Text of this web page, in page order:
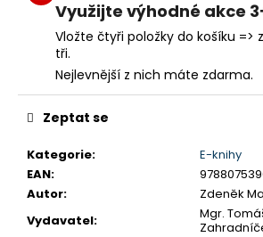
Využijte výhodné akce
Vložte čtyři položky do košíku =>
tři.
Nejlevnější z nich máte zdarma.
Kategorie:
E-knihy
EAN:
Autor:
Zdeněk
Vydavatel:
Mgr.
Zeptat se
e
m